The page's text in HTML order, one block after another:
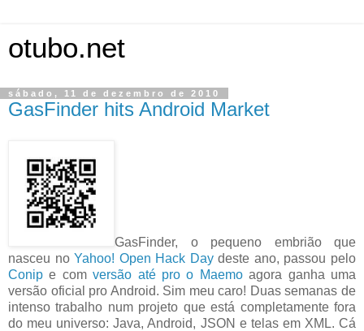
otubo.net
sábado, 11 de dezembro de 2010
GasFinder hits Android Market
GasFinder, o pequeno embrião que
nasceu noYahoo! Open Hack Daydeste ano, passou pelo
Conip e comversão até pro o Maemoagora ganha uma
versão oficial pro Android. Sim meu caro! Duas semanas de
intenso trabalho num projeto que está completamente fora
do meu universo: Java, Android, JSON e telas em XML. Cá